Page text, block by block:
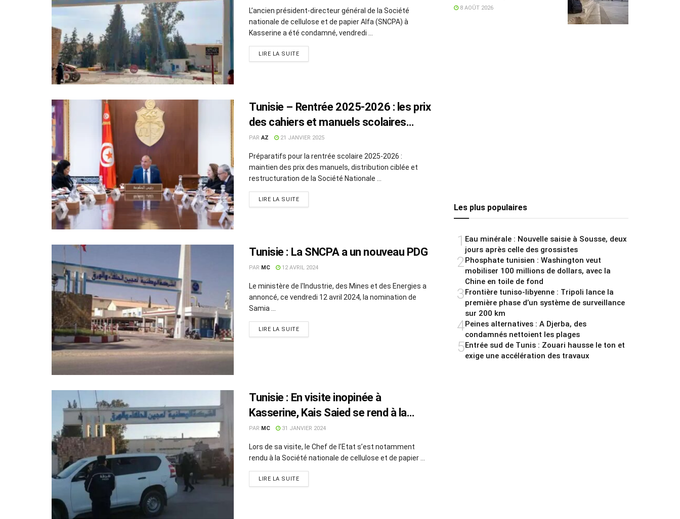
L’ancien président-directeur général de la Société
nationale de cellulose et de papier Alfa (SNCPA) à
Kasserine a été condamné, vendredi ...
LIRE LA SUITE
Tunisie – Rentrée 2025-2026 : les prix
des cahiers et manuels scolaires
resteront inchangés
PAR AZ 21 JANVIER 2025
Préparatifs pour la rentrée scolaire 2025-2026 :
maintien des prix des manuels, distribution ciblée et
restructuration de la Société Nationale ...
LIRE LA SUITE
Tunisie : La SNCPA a un nouveau PDG
PAR MC 12 AVRIL 2024
Le ministère de l'Industrie, des Mines et des Energies a
annoncé, ce vendredi 12 avril 2024, la nomination de
Samia ...
LIRE LA SUITE
Tunisie : En visite inopinée à
Kasserine, Kais Saied se rend à la
SNCPA
PAR MC 31 JANVIER 2024
Lors de sa visite, le Chef de l’Etat s’est notamment
rendu à la Société nationale de cellulose et de papier ...
LIRE LA SUITE
toujours aucun chiffre
8 AOÛT 2026
Les plus populaires
1 Eau minérale : Nouvelle saisie à Sousse, deux
jours après celle des grossistes
2Phosphate tunisien : Washington veut
mobiliser 100 millions de dollars, avec la
Chine en toile de fond
3Frontière tuniso-libyenne : Tripoli lance la
première phase d’un système de surveillance
sur 200 km
4Peines alternatives : A Djerba, des
condamnés nettoient les plages
5Entrée sud de Tunis : Zouari hausse le ton et
exige une accélération des travaux